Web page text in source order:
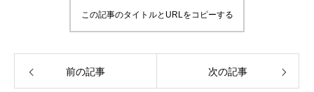
この記事のタイトルとURLをコピーする
前の記事 次の記事